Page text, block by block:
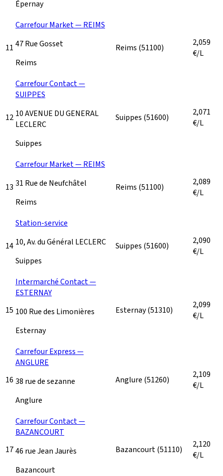
Épernay
11
Carrefour Market — REIMS
47 Rue Gosset
Reims
Reims (51100)
2,059
€/L
12
Carrefour Contact —
SUIPPES
10 AVENUE DU GENERAL
LECLERC
Suippes
Suippes (51600)
2,071
€/L
13
Carrefour Market — REIMS
31 Rue de Neufchâtel
Reims
Reims (51100)
2,089
€/L
14
Station-service
10, Av. du Général LECLERC
Suippes
Suippes (51600)
2,090
€/L
15
Intermarché Contact —
ESTERNAY
100 Rue des Limonières
Esternay
Esternay(51310)
2,099
€/L
16
Carrefour Express —
ANGLURE
38 rue de sezanne
Anglure
Anglure (51260)
2,109
€/L
17
Carrefour Contact —
BAZANCOURT
46 rue Jean Jaurès
Bazancourt
Bazancourt(51110)
2,120
€/L